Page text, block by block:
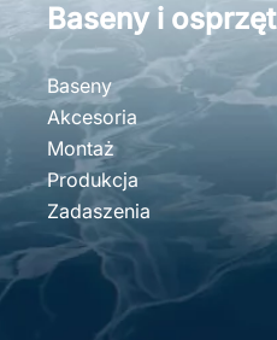
Baseny i osprzęt
Baseny
Akcesoria
Montaż
Produkcja
Zadaszenia